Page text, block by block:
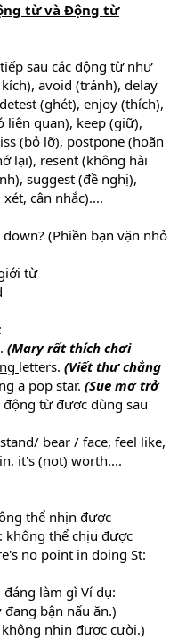
từ và Động từ
sau các động từ như
avoid (tránh), delay
(ghét), enjoy (thích),
quan), keep (giữ),
(bỏ lỡ), postpone (hoãn
lại), resent (không hài
suggest (đề nghị),
cân nhắc)....
(Phiền bạn vặn nhỏ
từ
(Mary rất thích chơi
letters. (Viết thư chẳng
a pop star. (Sue mơ trở
động từ được dùng sau
bear / face, feel like,
it's (not) worth....
thể nhịn được
không thể chịu được
no point in doing St:
làm gì Ví dụ:
đang bận nấu ăn.)
không nhịn được cười.)